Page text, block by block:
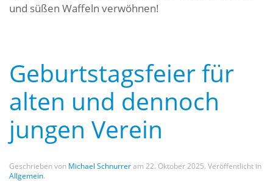
und süßen Waffeln verwöhnen!
Geburtstagsfeier für
alten und dennoch
jungen Verein
Geschrieben von Michael Schnurreram 22. Oktober 2025. Veröffentlicht in
Allgemein.